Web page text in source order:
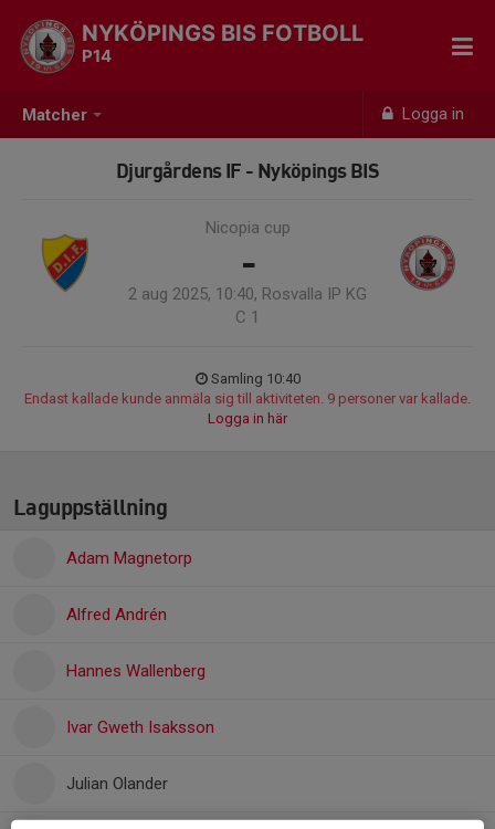
Matcher Logga in
NYKÖPINGS BIS FOTBOLL
P14
Djurgårdens IF - Nyköpings BIS
Nicopia cup
-
2 aug 2025, 10:40, Rosvalla IP KG
C 1
Samling 10:40
Endast kallade kunde anmäla sig till aktiviteten. 9 personer var kallade.
Logga in här
Laguppställning
Adam Magnetorp
Alfred Andrén
Hannes Wallenberg
Ivar Gweth Isaksson
Julian Olander